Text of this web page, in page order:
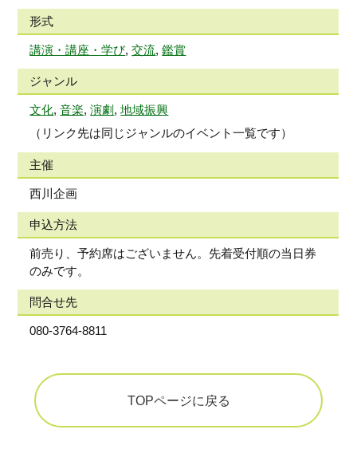
形式
講演・講座・学び,交流,鑑賞
ジャンル
文化,音楽,演劇 ,地域振興
（リンク先は同じジャンルのイベント一覧です）
主催
西川企画
申込方法
前売り、予約席はございません。先着受付順の当日券
のみです。
問合せ先
080-3764-8811
TOPページに戻る